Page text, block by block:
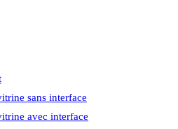
sans interface
avec interface